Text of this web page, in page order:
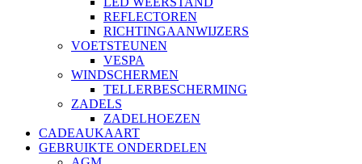
REFLECTOREN
RICHTINGAANWIJZERS
VOETSTEUNEN
VESPA
WINDSCHERMEN
TELLERBESCHERMING
ZADELS
ZADELHOEZEN
CADEAUKAART
GEBRUIKTE ONDERDELEN